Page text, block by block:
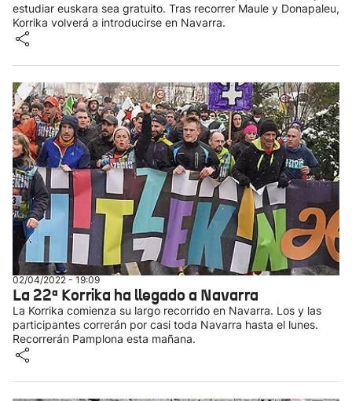
estudiar euskara sea gratuito. Tras recorrer Maule y Donapaleu,
Korrika volverá a introducirse en Navarra.
02/04/2022 - 19:09
La 22ª Korrika ha llegado a Navarra
La Korrika comienza su largo recorrido en Navarra. Los y las
participantes correrán por casi toda Navarra hasta el lunes.
Recorrerán Pamplona esta mañana.